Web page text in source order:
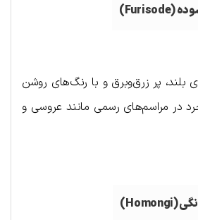
(
Furisode
)
بلند، پر زرق‌وبرق و با رنگ‌های روشن
در مراسم‌های رسمی مانند عروسی و
(
Homongi
)